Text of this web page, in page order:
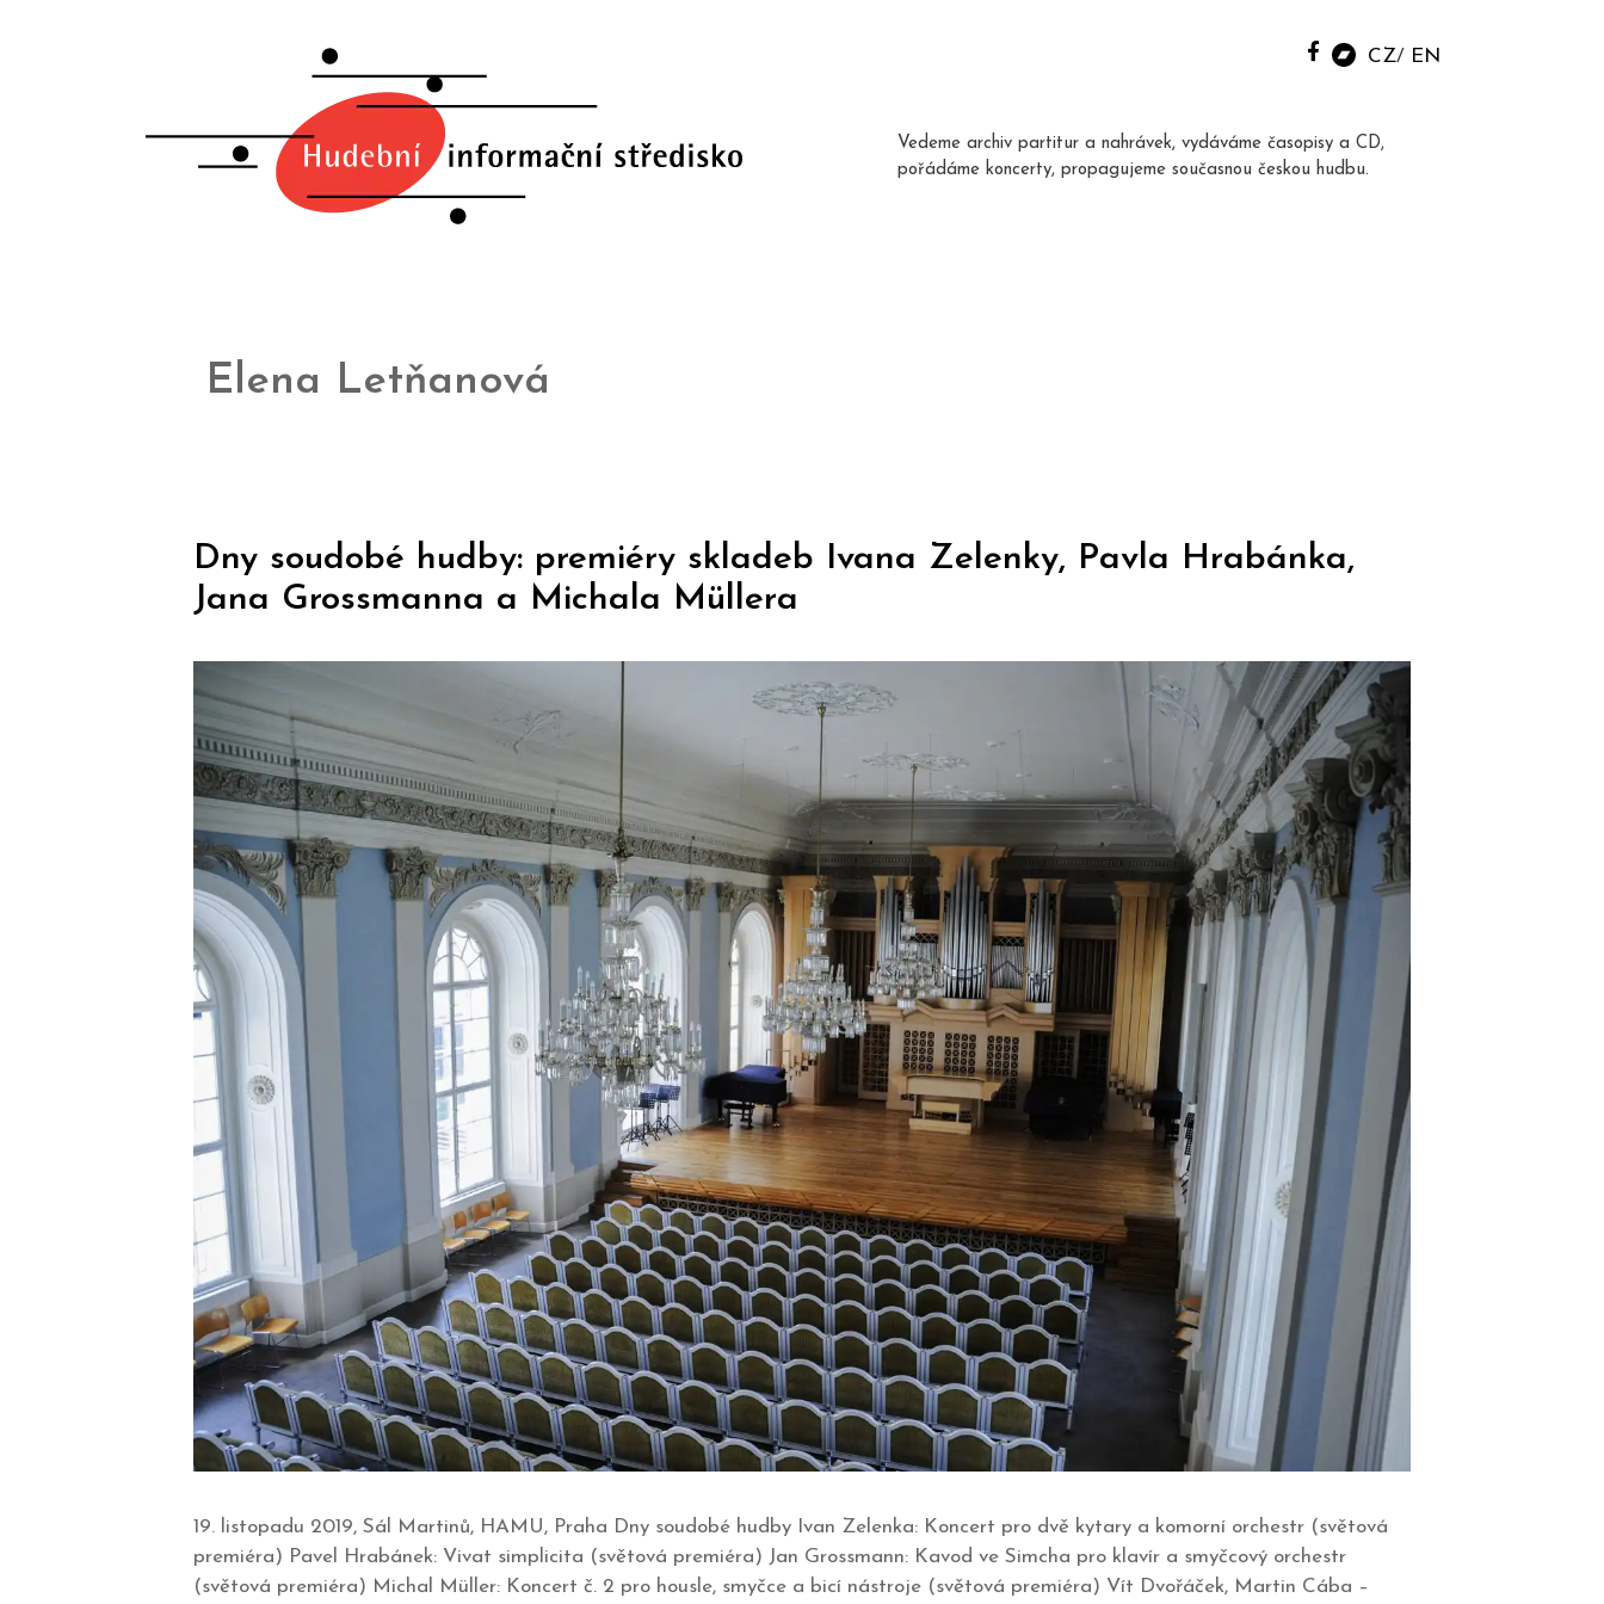
CZ EN
Vedeme archiv partitur a nahrávek, vydáváme časopisy a CD,
pořádáme koncerty, propagujeme současnou českou hudbu.
Elena Letňanová
Dny soudobé hudby: premiéry skladeb Ivana Zelenky, Pavla Hrabánka,
Jana Grossmanna a Michala Müllera
19. listopadu 2019, Sál Martinů, HAMU, Praha Dny soudobé hudby Ivan Zelenka: Koncert pro dvě kytary a komorní orchestr (světová
premiéra) Pavel Hrabánek: Vivat simplicita (světová premiéra) Jan Grossmann: Kavod ve Simcha pro klavír a smyčcový orchestr
(světová premiéra) Michal Müller: Koncert č. 2 pro housle, smyčce a bicí nástroje (světová premiéra) Vít Dvořáček, Martin Cába –